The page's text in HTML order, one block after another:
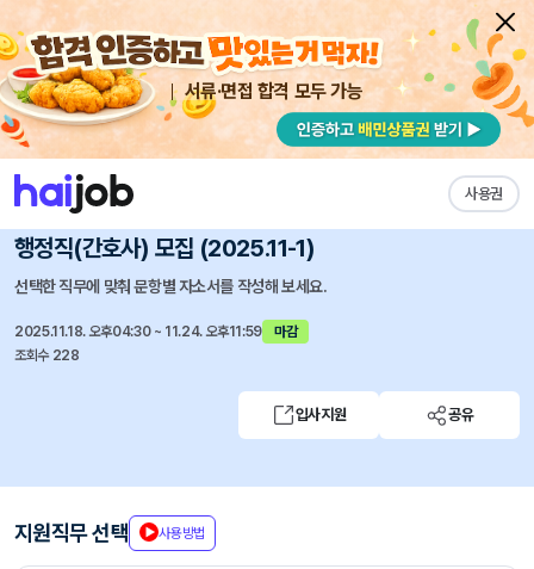
서류·면접 합격 모두 가능
사용권
채용공고 자소서 자유항목 자소서 내 작성목록
중앙대학교 광명병원
중앙대학교의료원(광명병원) 물류관리팀 물류공급파트
행정직(간호사) 모집 (2025.11-1)
선택한 직무에 맞춰 문항별 자소서를 작성해 보세요.
2025.11.18. 오후04:30 ~ 11.24. 오후11:59
마감
조회수 228
입사지원 공유
지원직무 선택 사용방법